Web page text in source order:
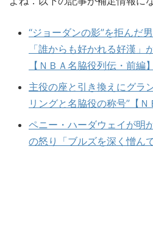
“ジョーダンの影”を拒んだ
「誰からも好かれる好漢
【ＮＢＡ名脇役列伝・前編】
主役の座と引き換えにグラ
リングと名脇役の称号”【Ｎ
ペニー・ハーダウェイが明
の怒り「ブルズを深く憎ん